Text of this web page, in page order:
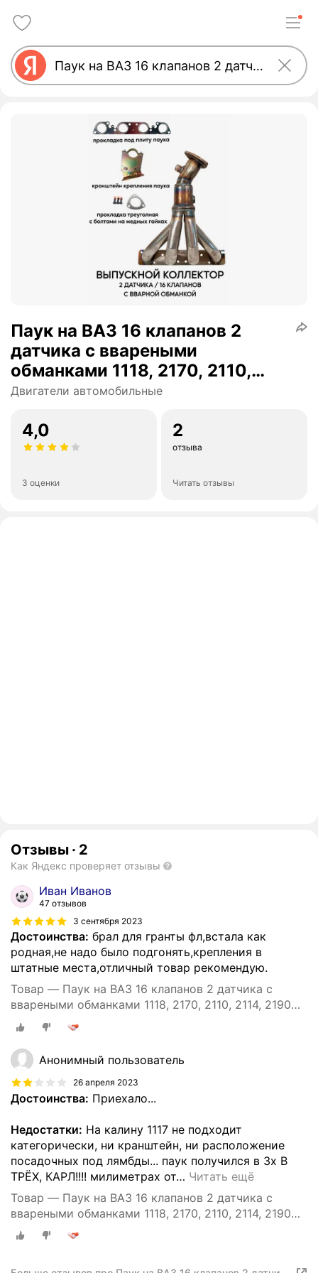
Паук на ВАЗ 16 клапанов 2
датчика с ввареными
обманками 1118, 2170, 2110,
2114, 2190 комплект №2
Двигатели автомобильные
4,0
3 оценки
2
отзыва
Читать отзывы
Отзывы · 2
Как Яндекс проверяет отзывы
Иван Иванов
47 отзывов
3 сентября 2023
Достоинства: брал для гранты фл,встала как
родная,не надо было подгонять,крепления в
штатные места,отличный товар рекомендую.
Товар — Паук на ВАЗ 16 клапанов 2 датчика с
ввареными обманками 1118, 2170, 2110, 2114, 2190
комплект №2
Анонимный пользователь
26 апреля 2023
Достоинства: Приехало...
Недостатки: На калину 1117 не подходит
категорически, ни кранштейн, ни расположение
посадочных под лямбды... паук получился в 3х В
ТРЁХ, КАРЛ!!!! милиметрах от… Читать ещё
Товар — Паук на ВАЗ 16 клапанов 2 датчика с
ввареными обманками 1118, 2170, 2110, 2114, 2190
комплект №2